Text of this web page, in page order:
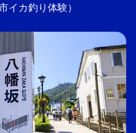
イカ釣り体験）